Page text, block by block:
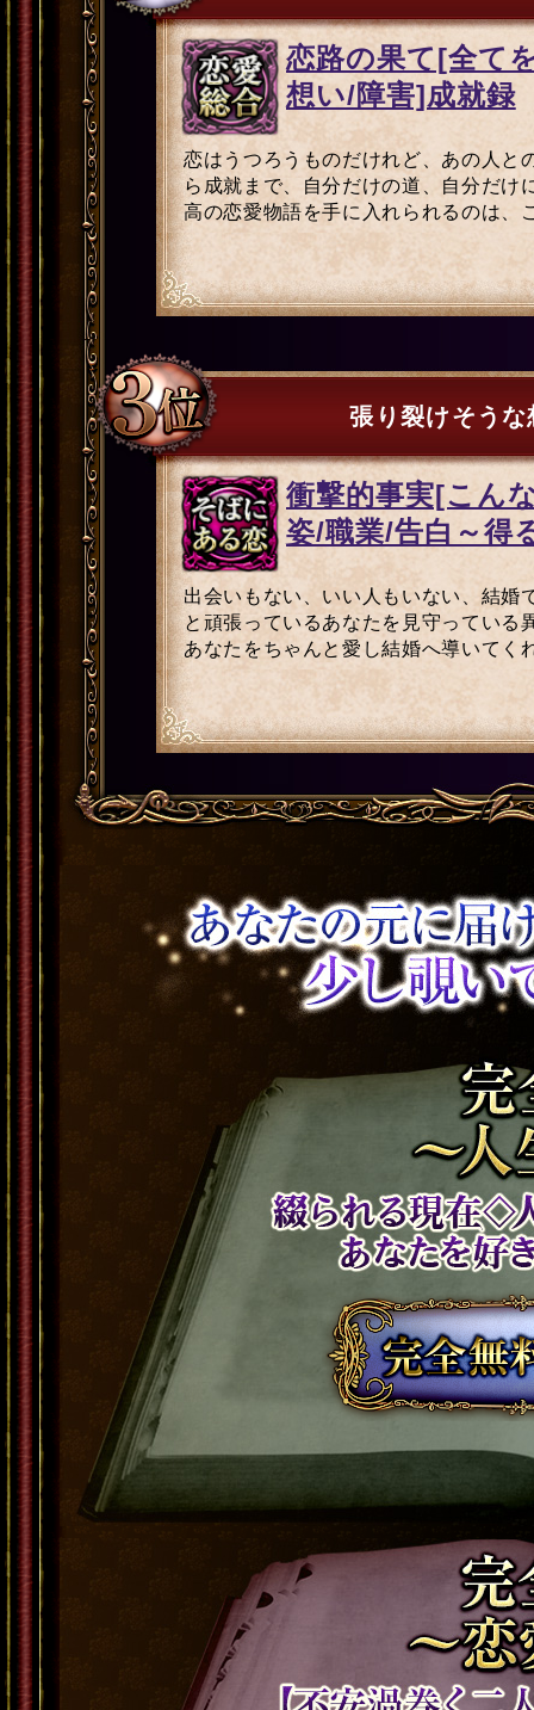
恋路の果て[全て
想い/障害]成就録
恋はうつろうものだけれど、あの人
ら成就まで、自分だけの道、自分だけ
高の恋愛物語を手に入れられるのは、
張り裂けそう
衝撃的事実[こん
姿/職業/告白～得
出会いもない、いい人もいない、結
と頑張っているあなたを見守っている
あなたをちゃんと愛し結婚へ導いてく